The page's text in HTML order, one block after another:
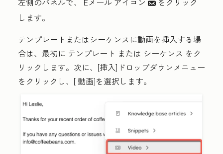
email
します。
テンプレートまたはシーケンスに動画を挿入する場
合は、最初に テンプレート または シーケンス をク
リックします。 次に、[挿入]ドロップダウンメニュー
をクリックし、[動画]を選択します。